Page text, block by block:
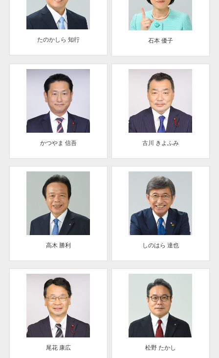
たのかしら 知行 石本 優子
かつやま 信吾 古川 きよふみ
高木 勝利 しのはら 達也
尾花 康広 松野 たかし